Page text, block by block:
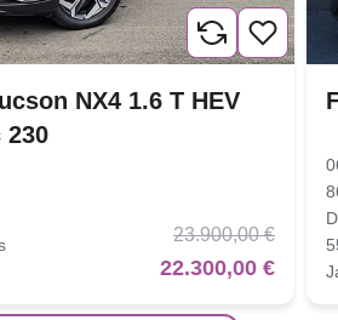
NX4 1.6 T HEV
230
23.900,00 €
22.300,00 €